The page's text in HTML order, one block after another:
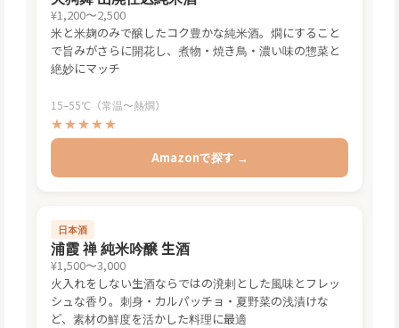
¥1,200〜2,500
米と米麹のみで醸したコク豊かな純米酒。燗にすること
で旨みがさらに開花し、煮物・焼き鳥・濃い味の惣菜と
絶妙にマッチ
15–55℃（常温〜熱燗）
★★★★★
Amazonで探す →
日本酒
浦霞 禅 純米吟醸 生酒
¥1,500〜3,000
火入れをしない生酒ならではの溌剌とした風味とフレッ
シュな香り。刺身・カルパッチョ・夏野菜の浅漬けな
ど、素材の鮮度を活かした料理に最適